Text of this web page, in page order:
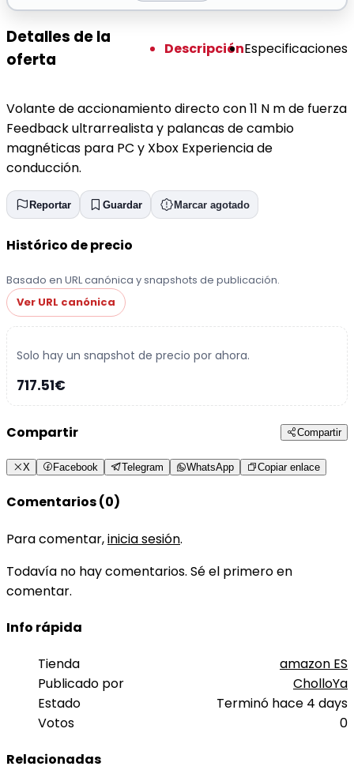
Detalles de la
oferta
DescripciónEspecificaciones
Volante de accionamiento directo con 11 N m de fuerza
Feedback ultrarrealista y palancas de cambio
magnéticas para PC y Xbox Experiencia de
conducción.
Reportar Guardar Marcar agotado
Histórico de precio
Basado en URL canónica y snapshots de publicación.
Ver URL canónica
Solo hay un snapshot de precio por ahora.
717.51€
Compartir Compartir
X Facebook Telegram WhatsApp Copiar enlace
Comentarios (0)
Para comentar,inicia sesión.
Todavía no hay comentarios. Sé el primero en
comentar.
Info rápida
Tienda
amazon ES
Publicado por
CholloYa
Estado
Terminó hace 4 days
Votos
0
Relacionadas